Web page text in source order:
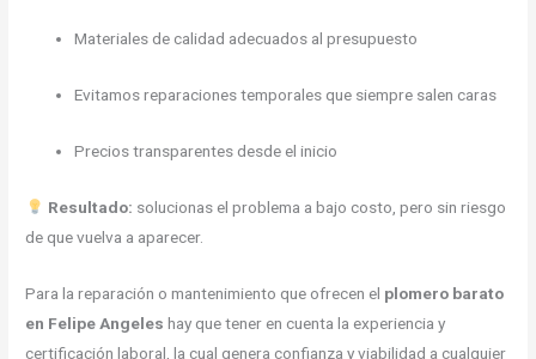
Materiales de calidad adecuados al presupuesto
Evitamos reparaciones temporales que siempre salen caras
Precios transparentes desde el inicio
Resultado: solucionas el problema a bajo costo, pero sin riesgo
de que vuelva a aparecer.
Para la reparación o mantenimiento que ofrecen el plomero barato
en Felipe Angeles hay que tener en cuenta la experiencia y
certificación laboral, la cual genera confianza y viabilidad a cualquier